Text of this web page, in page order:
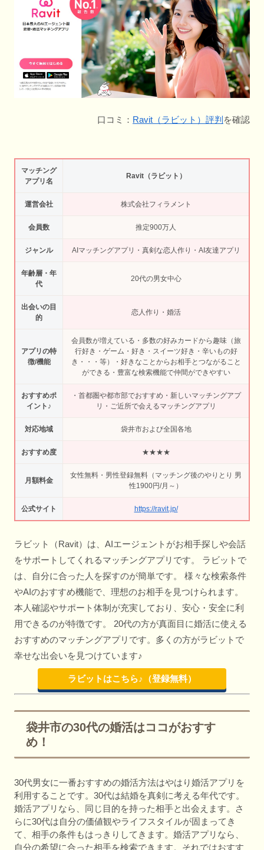
口コミ： Ravit（ラビット）評判 を確認
マッチング
アプリ名
Ravit（ラビット）
運営会社 株式会社フィラメント
会員数 推定900万人
ジャンル AIマッチングアプリ・真剣な恋人作り・AI友達アプリ
年齢層・年
代
20代の男女中心
出会いの目
的
恋人作り・婚活
アプリの特
徴/機能
会員数が増えている・多数の好みカードから趣味（旅
行好き・ゲーム・好き・スイーツ好き・辛いもの好
き・・・等）・好きなことからお相手とつながること
ができる・豊富な検索機能で仲間ができやすい
おすすめポ
イント♪
・首都圏や都市部でおすすめ・新しいマッチングアプ
リ・ご近所で会えるマッチングアプリ
対応地域 袋井市および全国各地
おすすめ度 ★★★★
月額料金
女性無料・男性登録無料（マッチング後のやりとり 男
性1900円/月～）
公式サイト https://ravit.jp/
ラビット（Ravit）は、AIエージェントがお相手探しや会話
をサポートしてくれるマッチングアプリです。 ラビットで
は、自分に合った人を探すのが簡単です。 様々な検索条件
やAIのおすすめ機能で、理想のお相手を見つけられます。
本人確認やサポート体制が充実しており、安心・安全に利
用できるのが特徴です。 20代の方が真面目に婚活に使える
おすすめのマッチングアプリです。多くの方がラビットで
幸せな出会いを見つけています♪
ラビットはこちら♪（登録無料）
袋井市の30代の婚活はココがおすす
め！
30代男女に一番おすすめの婚活方法はやはり婚活アプリを
利用することです。30代は結婚を真剣に考える年代です。
婚活アプリなら、同じ目的を持った相手と出会えます。さ
らに30代は自分の価値観やライフスタイルが固まってき
て、相手の条件もはっきりしてきます。婚活アプリなら、
自分の希望に合った相手を検索できます。それではおすす